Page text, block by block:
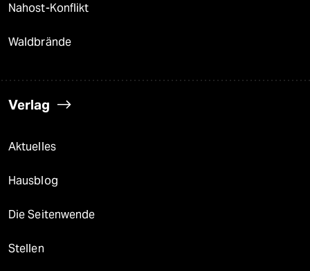
Nahost-Konflikt
Waldbrände
Verlag
Aktuelles
Hausblog
Die Seitenwende
Stellen